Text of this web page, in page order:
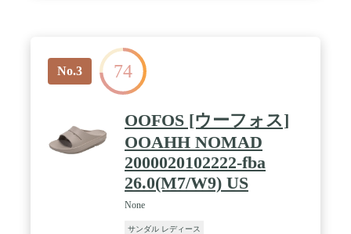
No.3 74
OOFOS [ウーフォス]
OOAHH NOMAD
2000020102222-fba
26.0(M7/W9) US
None
サンダル レディース